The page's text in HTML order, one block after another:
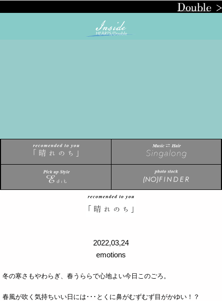
2022,03,24
emotions
冬の寒さもやわらぎ、春うららで心地よい今日このごろ。
春風が吹く気持ちいい日には･･･とくに鼻がむずむず目がかゆい！？